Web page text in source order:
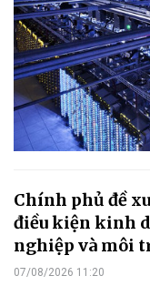
Chính phủ đề
điều kiện kinh
nghiệp và môi
07/08/2026 11:20